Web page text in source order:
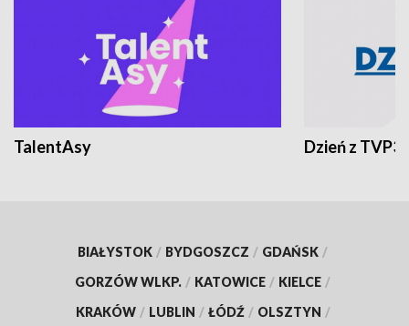
TalentAsy Dzień z TVP3
BIAŁYSTOK / BYDGOSZCZ / GDAŃSK /
GORZÓW WLKP. / KATOWICE / KIELCE /
KRAKÓW / LUBLIN / ŁÓDŹ / OLSZTYN /